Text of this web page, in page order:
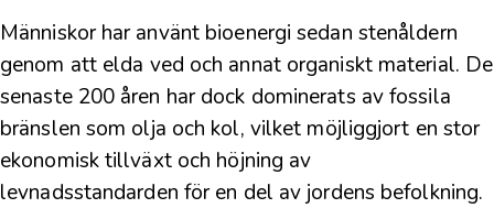
Människor har använt bioenergi sedan stenåldern
genom att elda ved och annat organiskt material. De
senaste 200 åren har dock dominerats av fossila
bränslen som olja och kol, vilket möjliggjort en stor
ekonomisk tillväxt och höjning av
levnadsstandarden för en del av jordens befolkning.